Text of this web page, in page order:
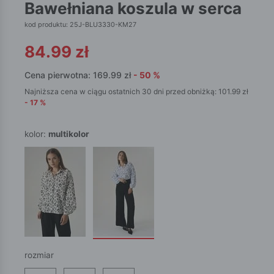
bawełniana koszula w serca
kod produktu: 25J-BLU3330-KM27
84.99 zł
Cena pierwotna: 169.99 zł - 50 %
Najniższa cena w ciągu ostatnich 30 dni przed obniżką: 101.99 zł
- 17 %
kolor: multikolor
rozmiar